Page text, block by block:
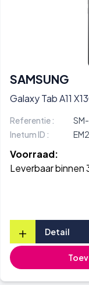
SAMSUNG
Galaxy Tab A11
Referentie :
Inetum ID :
Voorraad:
Leverbaar binnen
+ Detail